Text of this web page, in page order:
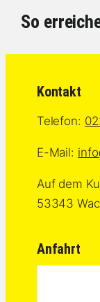
So
Kontakt
Telefon:
E-Mail:
Auf dem
53343
Anfahrt